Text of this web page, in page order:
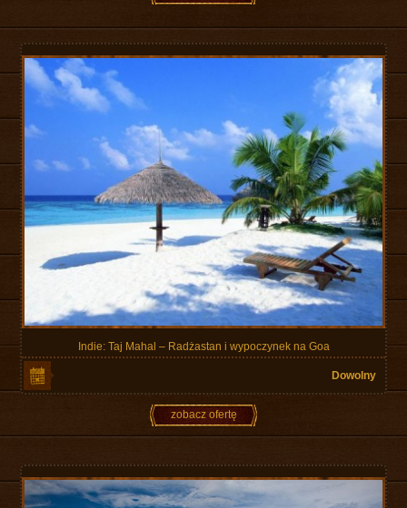
Indie: Taj Mahal – Radżastan i wypoczynek na Goa
Dowolny
zobacz ofertę